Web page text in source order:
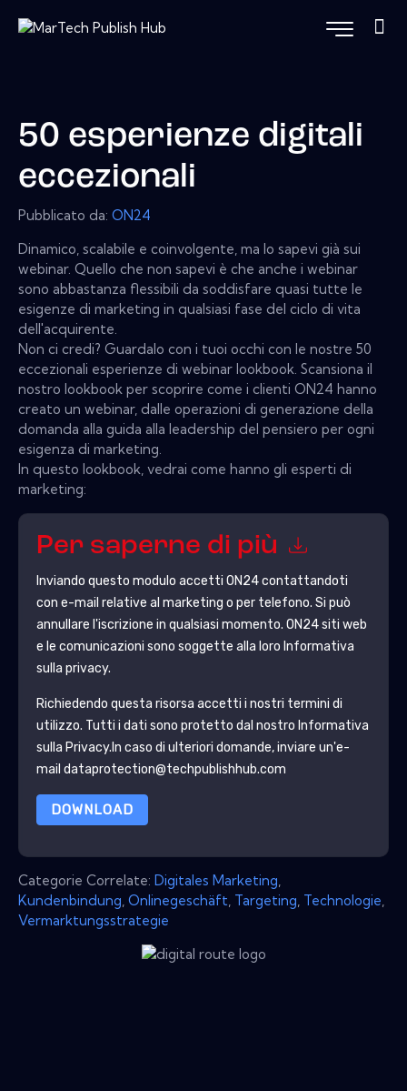
50 esperienze digitali
eccezionali
Pubblicato da: ON24
Dinamico, scalabile e coinvolgente, ma lo sapevi già sui
webinar. Quello che non sapevi è che anche i webinar
sono abbastanza flessibili da soddisfare quasi tutte le
esigenze di marketing in qualsiasi fase del ciclo di vita
dell'acquirente.
Non ci credi? Guardalo con i tuoi occhi con le nostre 50
eccezionali esperienze di webinar lookbook. Scansiona il
nostro lookbook per scoprire come i clienti ON24 hanno
creato un webinar, dalle operazioni di generazione della
domanda alla guida alla leadership del pensiero per ogni
esigenza di marketing.
In questo lookbook, vedrai come hanno gli esperti di
marketing:
Per saperne di più
Inviando questo modulo accetti ON24contattandoti
con e-mail relative al marketing o per telefono. Si può
annullare l'iscrizione in qualsiasi momento. ON24siti web
e le comunicazioni sono soggette alla loro Informativa
sulla privacy.
Richiedendo questa risorsa accetti i nostri termini di
utilizzo. Tutti i dati sono protetto dal nostro Informativa
sulla Privacy.In caso di ulteriori domande, inviare un'e-
mail dataprotection@techpublishhub.com
DOWNLOAD
Categorie Correlate: Digitales Marketing
Kundenbindung Onlinegeschäft Targeting Technologie
Vermarktungsstrategie